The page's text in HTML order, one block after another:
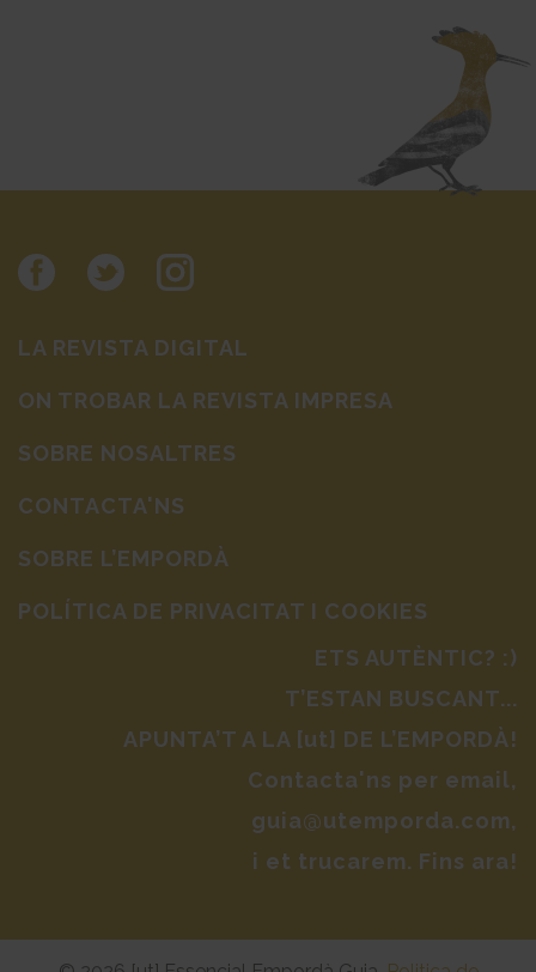
LA REVISTA DIGITAL
ON TROBAR LA REVISTA IMPRESA
SOBRE NOSALTRES
CONTACTA'NS
SOBRE L’EMPORDÀ
POLÍTICA DE PRIVACITAT I COOKIES
ETS AUTÈNTIC? :)
T’ESTAN BUSCANT...
APUNTA’T A LA [ut] DE L’EMPORDÀ!
Contacta'ns per email,
guia@utemporda.com,
i et trucarem. Fins ara!